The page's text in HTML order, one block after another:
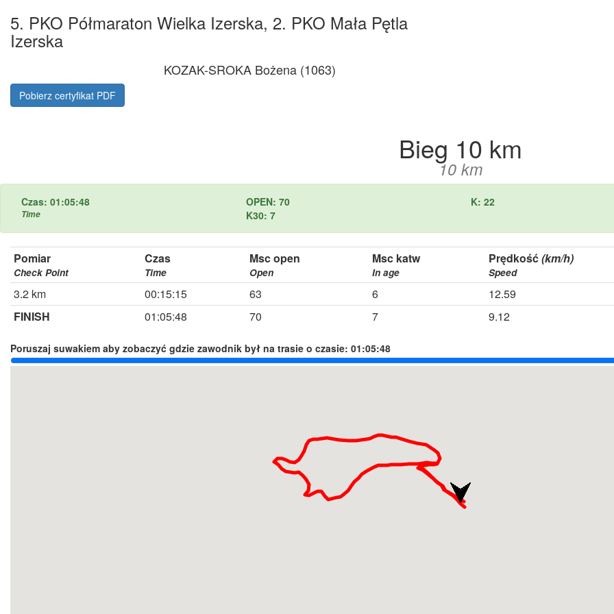
5. PKO Półmaraton Wielka Izerska, 2. PKO Mała Pętla
Izerska
KOZAK-SROKA Bożena (1063)
Pobierz certyfikat PDF
Bieg 10 km
10 km
Czas: 01:05:48
Time
OPEN: 70
K: 22
K30: 7
Pomiar
Check Point
Czas
Time
Msc open
Open
Msc katw
In age
Prędkość(km/h)
Speed
3.2 km 00:15:15 63 6
12.59
FINISH
01:05:48 70 7 9.12
Poruszaj suwakiem aby zobaczyć gdzie zawodnik był na trasie o czasie: 01:05:48